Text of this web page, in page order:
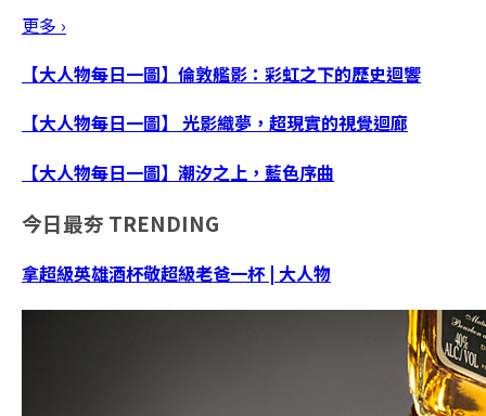
更多 ›
【大人物每日一圖】倫敦艦影：彩虹之下的歷史迴響
【大人物每日一圖】 光影織夢，超現實的視覺迴廊
【大人物每日一圖】潮汐之上，藍色序曲
今日最夯 TRENDING
拿超級英雄酒杯敬超級老爸一杯 | 大人物